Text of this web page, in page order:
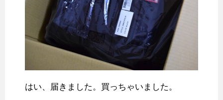
はい、届きました。買っちゃいました。